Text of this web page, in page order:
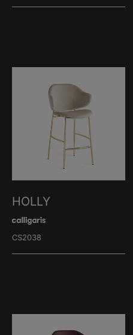
HOLLY
CS2038